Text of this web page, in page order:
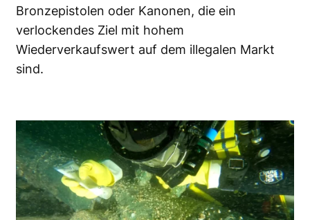
Bronzepistolen oder Kanonen, die ein
verlockendes Ziel mit hohem
Wiederverkaufswert auf dem illegalen Markt
sind.